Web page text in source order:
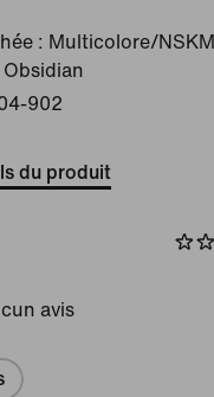
: Multicolore/NSKM
902
du produit
avis